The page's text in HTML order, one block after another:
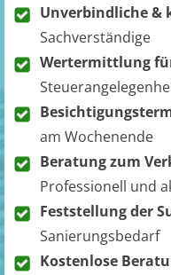
Unverbindliche &
Sachverständige
Wertermittlung
am Wochenende
Beratung zum
Professionell und
Feststellung der
Sanierungsbedarf
Kostenlose